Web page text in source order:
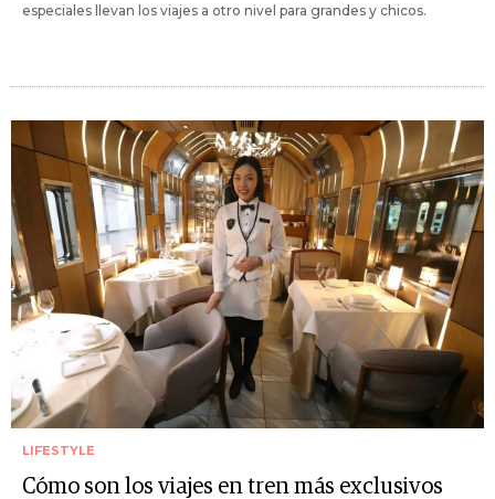
especiales llevan los viajes a otro nivel para grandes y chicos.
LIFESTYLE
Cómo son los viajes en tren más exclusivos